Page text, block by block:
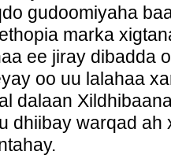
gudoomiyaha
marka
ee jiray dibadda
oo uu lalahaa
dalaan
dhiibay warqad ah